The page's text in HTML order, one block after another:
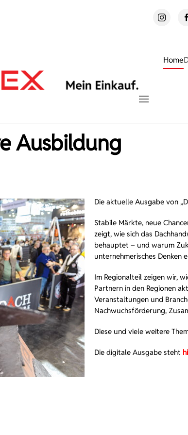
Home
Ausbildung
Die aktuelle Ausgabe von
Stabile Märkte, neue
zeigt, wie sich das
behauptet – und warum
unternehmerisches Denken
Im Regionalteil zeigen wir,
Partnern in den Regionen
Veranstaltungen und
Nachwuchsförderung,
Diese und viele weitere
Die digitale Ausgabe steht